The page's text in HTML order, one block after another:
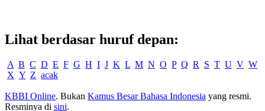
Lihat berdasar huruf depan:
A B C D E F G H I J K L M N O P Q R S T U V W
X Y Z acak
KBBI Online. Bukan Kamus Besar Bahasa Indonesia yang resmi.
Resminya di sini.